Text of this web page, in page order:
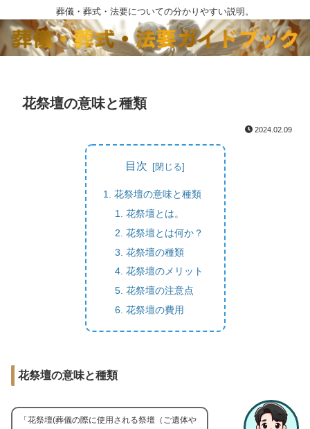
葬儀・葬式・法要についての分かりやすい説明。
花祭壇の意味と種類
2024.02.09
目次
花祭壇の意味と種類
花祭壇とは。
花祭壇とは何か？
花祭壇の種類
花祭壇のメリット
花祭壇の注意点
花祭壇の費用
花祭壇の意味と種類
「花祭壇(葬儀の際に使用される祭壇（ご遺体や